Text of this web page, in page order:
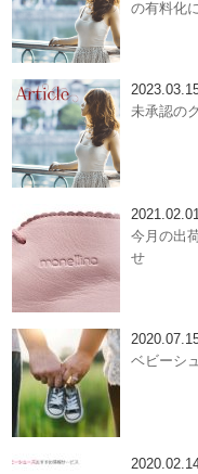
の有料化
未承認の
今月の出
せ
ベビーシ